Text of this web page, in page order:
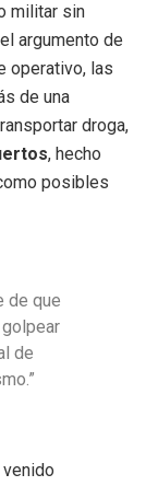
militar sin
argumento de
operativo, las
de una
droga,
, hecho
posibles
de que
de